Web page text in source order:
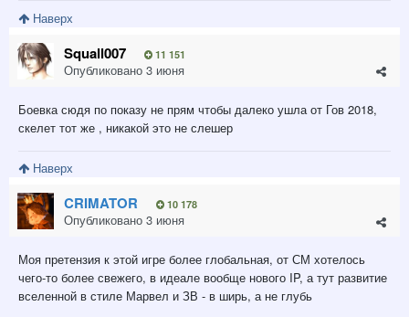
Наверх
Squall007 11 151
Опубликовано 3 июня
Боевка сюдя по показу не прям чтобы далеко ушла от Гов 2018,
скелет тот же , никакой это не слешер
Наверх
CRIMATOR 10 178
Опубликовано 3 июня
Моя претензия к этой игре более глобальная, от СМ хотелось
чего-то более свежего, в идеале вообще нового IP, а тут развитие
вселенной в стиле Марвел и ЗВ - в ширь, а не глубь